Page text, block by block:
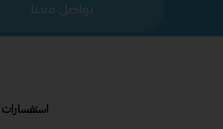
تواصل معنا